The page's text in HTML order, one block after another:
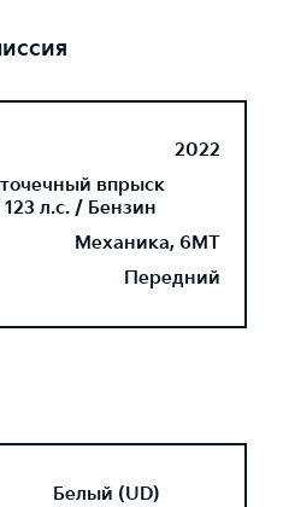
2022
впрыск
л.с. / Бензин
Механика, 6MT
Передний
Белый (UD)